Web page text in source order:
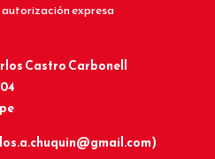
autorización expresa
Castro Carbonell